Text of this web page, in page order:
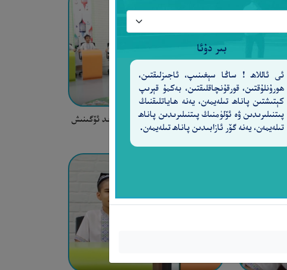
بىر دۇئا
ئى ئاللاھ ! ساڭا سېغىنىپ، ئاجىزلىقتىن،
ھورۇنلۇقتىن، قورقۇنچاقلىقتىن، بەكمۇ قېرىپ
كېتىشتىن پاناھ تىلەيمەن، يەنە ھاياتلىقنىڭ
پىتنىلىرىدىن ۋە ئۆلۈمنىڭ پىتنىلىرىدىن پاناھ
تىلەيمەن، يەنە گۆر ئازابىدىن پاناھ تىلەيمەن.
ئۆگىنىش
قۇرئان ساۋادىنى چىقىرىش ۋە تەجۋىد ئۆگىنىش
دەرسلىكى-10